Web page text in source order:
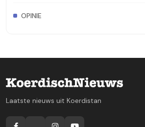
OPINIE
Laatste nieuws uit Koerdistan